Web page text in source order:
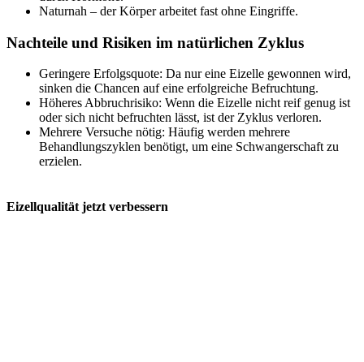
Naturnah – der Körper arbeitet fast ohne Eingriffe.
Nachteile und Risiken im natürlichen Zyklus
Geringere Erfolgsquote: Da nur eine Eizelle gewonnen wird,
sinken die Chancen auf eine erfolgreiche Befruchtung.
Höheres Abbruchrisiko: Wenn die Eizelle nicht reif genug ist
oder sich nicht befruchten lässt, ist der Zyklus verloren.
Mehrere Versuche nötig: Häufig werden mehrere
Behandlungszyklen benötigt, um eine Schwangerschaft zu
erzielen.
Eizellqualität jetzt verbessern